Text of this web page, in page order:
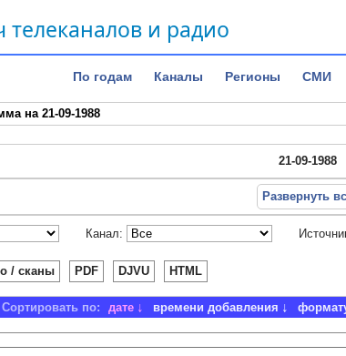
и радио
По годам Каналы Регионы СМИ
на 21-09-1988
21-09-1988
Развернуть
Канал:
/ сканы PDF DJVU HTML
Сортировать по: дате времени добавления